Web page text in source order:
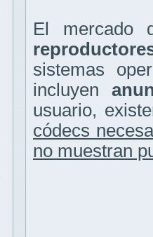
El mercado
sistemas
incluyen
usuario,
códecs
no muestran